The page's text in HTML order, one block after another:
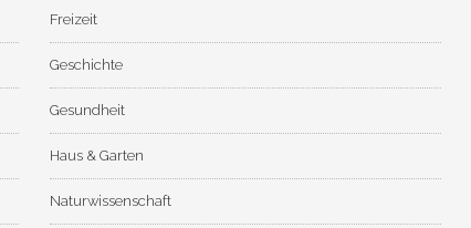
Freizeit
Geschichte
Gesundheit
Haus & Garten
Naturwissenschaft